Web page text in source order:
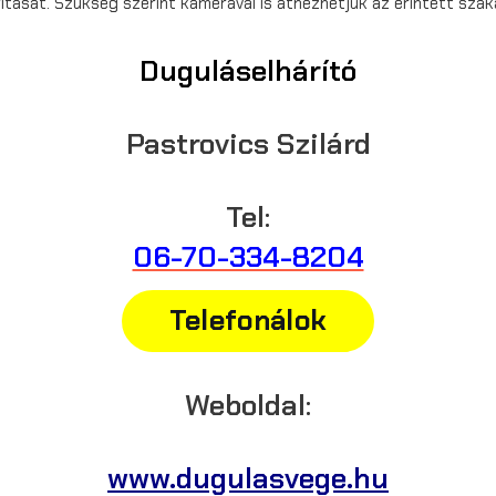
Duguláselhárító
Pastrovics Szilárd
Tel:
06-70-334-8204
Telefonálok
Weboldal:
www.dugulasvege.hu